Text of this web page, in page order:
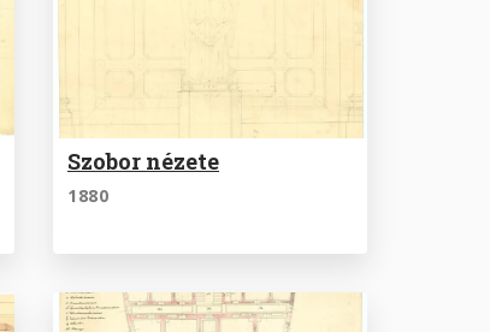
Szobor nézete
1880